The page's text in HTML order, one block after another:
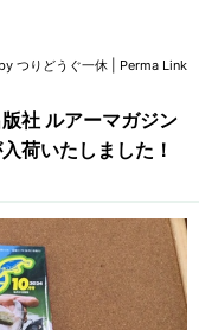
by つりどうぐ一休 Perma Link
社 ルアーマガジン
荷いたしました！